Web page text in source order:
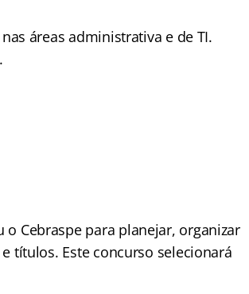
áreas administrativa e de TI.
Cebraspe para planejar, organizar
títulos. Este concurso selecionará